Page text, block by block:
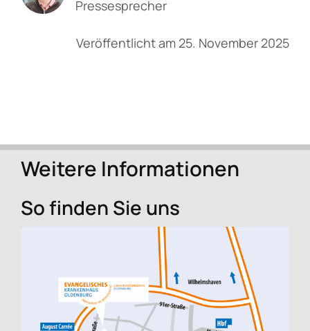
Pressesprecher
Veröffentlicht am 25. November 2025
Weitere Informationen
So finden Sie uns